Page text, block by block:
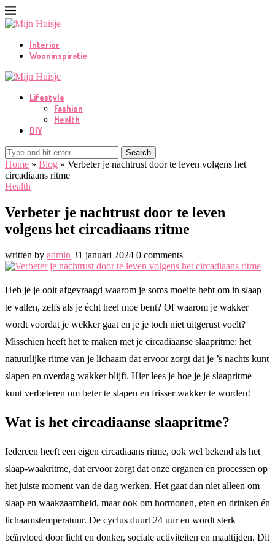
Interior
Wooninspiratie
Lifestyle
Fashion
Health
DIY
Search
Home » Blog » Verbeter je nachtrust door te leven volgens het
circadiaans ritme
Health
Verbeter je nachtrust door te leven
volgens het circadiaans ritme
written by admin 31 januari 2024 0 comments
Heb je je ooit afgevraagd waarom je soms moeite hebt om in slaap
te vallen, zelfs als je écht heel moe bent? Of waarom je wakker
wordt voordat je wekker gaat en je je toch niet uitgerust voelt?
Misschien heeft het te maken met je circadiaanse slaapritme: het
natuurlijke ritme van je lichaam dat ervoor zorgt dat je ’s nachts kunt
slapen en overdag wakker blijft. Hier lees je hoe je je slaapritme
kunt verbeteren om beter te slapen en frisser wakker te worden!
Wat is het circadiaanse slaapritme?
Iedereen heeft een eigen circadiaans ritme, ook wel bekend als het
slaap-waakritme, dat ervoor zorgt dat onze organen en processen op
het juiste moment van de dag werken. Het gaat dan niet alleen om
slaap en waakzaamheid, maar ook om hormonen, eten en drinken én
lichaamstemperatuur. De cyclus duurt 24 uur en wordt sterk
beïnvloed door licht en donker, sociale activiteiten en maaltijden. Dit